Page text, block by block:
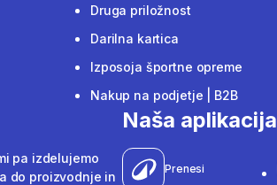
Druga priložnost
Darilna kartica
Izposoja športne opreme
Nakup na podjetje | B2B
pa izdelujemo
do proizvodnje in
Naša aplikacija
Prenesi